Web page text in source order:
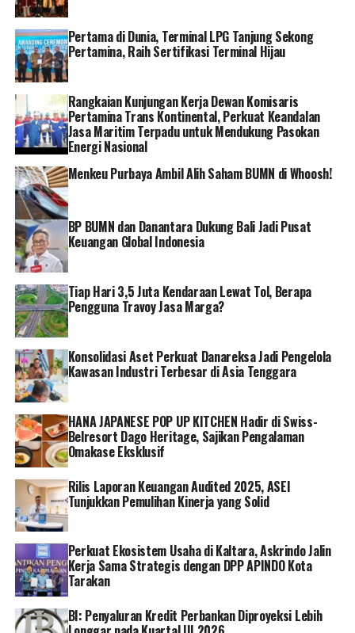
lolos uji laboratorium dari Universitas Diponegoro
(Undip).
“Komposisi bahan tetrapod yang kami buat sudah paten
dan sesuai dengan standar mutu nasional. Ini juga salah
satu bukti PLN bisa mengolah sisa dari operasional
pembangkit listriknya menjadi material yang
bermanfaat untuk masyarakat,” tambah Darmawan.
Selain itu, Darmawan mengatakan akan terus
mendorong pemanfaatan FABA lebih luas untuk menjadi
katalis perekonomian masyarakat pesisir Pantura,
khususnya di sekitar PLTU. Hal ini sejalan dengan prinsip
Environmental, Social and Governance (ESG) yang
dijalankan oleh PLN.
“PLN terbuka kepada masyarakat yang ingin ikut serta
memanfaatkan FABA ini. Kami ingin seluruh pembangkit
PLN menjadi episentrum perbaikan lingkungan, sosial
dan kesejahteraan masyarakat,” tutup Darmawan. []
RELATED TOPICS:
Pertama di Dunia, Terminal LPG Tanjung Sekong
Pertamina, Raih Sertifikasi Terminal Hijau
Rangkaian Kunjungan Kerja Dewan Komisaris
Pertamina Trans Kontinental, Perkuat Keandalan
Jasa Maritim Terpadu untuk Mendukung Pasokan
Energi Nasional
Menkeu Purbaya Ambil Alih Saham BUMN di Whoosh!
BP BUMN dan Danantara Dukung Bali Jadi Pusat
Keuangan Global Indonesia
Tiap Hari 3,5 Juta Kendaraan Lewat Tol, Berapa
Pengguna Travoy Jasa Marga?
Konsolidasi Aset Perkuat Danareksa Jadi Pengelola
Kawasan Industri Terbesar di Asia Tenggara
HANA JAPANESE POP UP KITCHEN Hadir di Swiss-
Belresort Dago Heritage, Sajikan Pengalaman
Omakase Eksklusif
Rilis Laporan Keuangan Audited 2025, ASEI
Tunjukkan Pemulihan Kinerja yang Solid
Perkuat Ekosistem Usaha di Kaltara, Askrindo Jalin
Kerja Sama Strategis dengan DPP APINDO Kota
Tarakan
BI: Penyaluran Kredit Perbankan Diproyeksi Lebih